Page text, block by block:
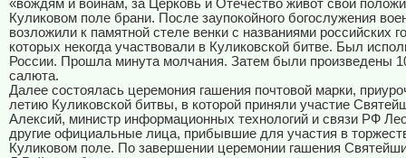
«вождям и воинам, за Церковь и Отечество живот свой
Куликовом поле брани. После заупокойного богослужения
возложили к памятной стеле венки с названиями российских
которых некогда участвовали в Куликовской битве. Был
России. Прошла минута молчания. Затем были произведены
салюта.
Далее состоялась церемония гашения почтовой марки,
летию Куликовской битвы, в которой приняли участие
Алексий, министр информационных технологий и связи РФ
другие официальные лица, прибывшие для участия в
Куликовом поле. По завершении церемонии гашения